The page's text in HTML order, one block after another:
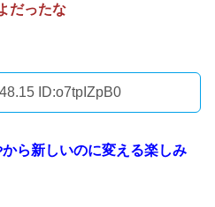
だったな
ID:o7tpIZpB0
ら新しいのに変える楽しみ